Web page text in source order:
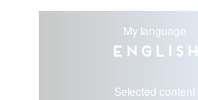
My language
English
Selected content